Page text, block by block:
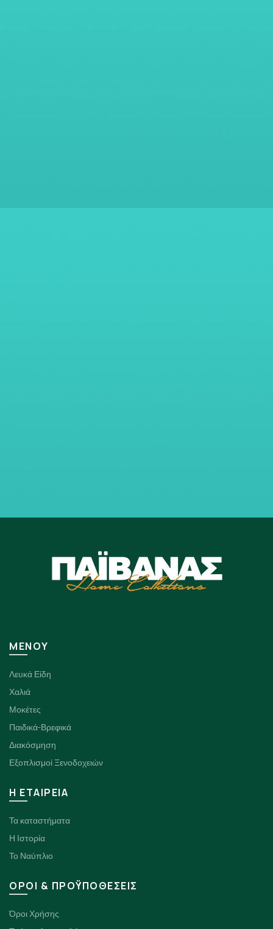
ΜΕΝΟΥ
Λευκά Είδη
Χαλιά
Μοκέτες
Παιδικά-Βρεφικά
Διακόσμηση
Εξοπλισμοί Ξενοδοχειών
H ΕΤΑΙΡΕΙΑ
Τα καταστήματα
Η Ιστορία
Το Ναύπλιο
ΟΡΟΙ & ΠΡΟΫΠΟΘΕΣΕΙΣ
Όροι Χρήσης